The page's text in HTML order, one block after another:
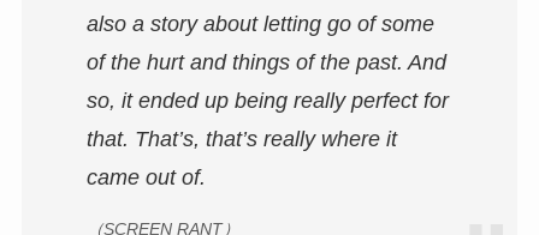
also a story about letting go of some
of the hurt and things of the past. And
so, it ended up being really perfect for
that. That’s, that’s really where it
came out of.
（SCREEN RANT）